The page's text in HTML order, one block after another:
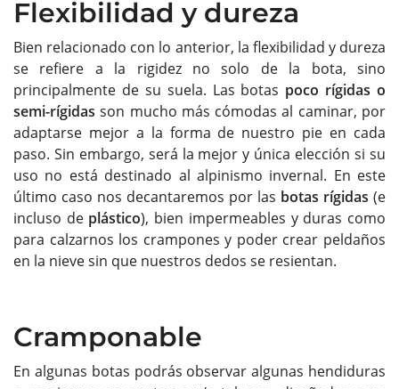
Flexibilidad y dureza
Bien relacionado con lo anterior, la flexibilidad y dureza
se refiere a la rigidez no solo de la bota, sino
principalmente de su suela. Las botas poco rígidas o
semi-rígidas son mucho más cómodas al caminar, por
adaptarse mejor a la forma de nuestro pie en cada
paso. Sin embargo, será la mejor y única elección si su
uso no está destinado al alpinismo invernal. En este
último caso nos decantaremos por las botas rígidas (e
incluso de plástico), bien impermeables y duras como
para calzarnos los crampones y poder crear peldaños
en la nieve sin que nuestros dedos se resientan.
Cramponable
En algunas botas podrás observar algunas hendiduras